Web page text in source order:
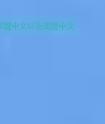
體中文以及簡體中文